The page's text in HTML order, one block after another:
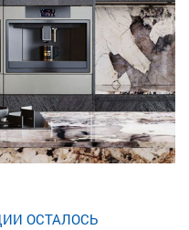
ОСТАЛОСЬ